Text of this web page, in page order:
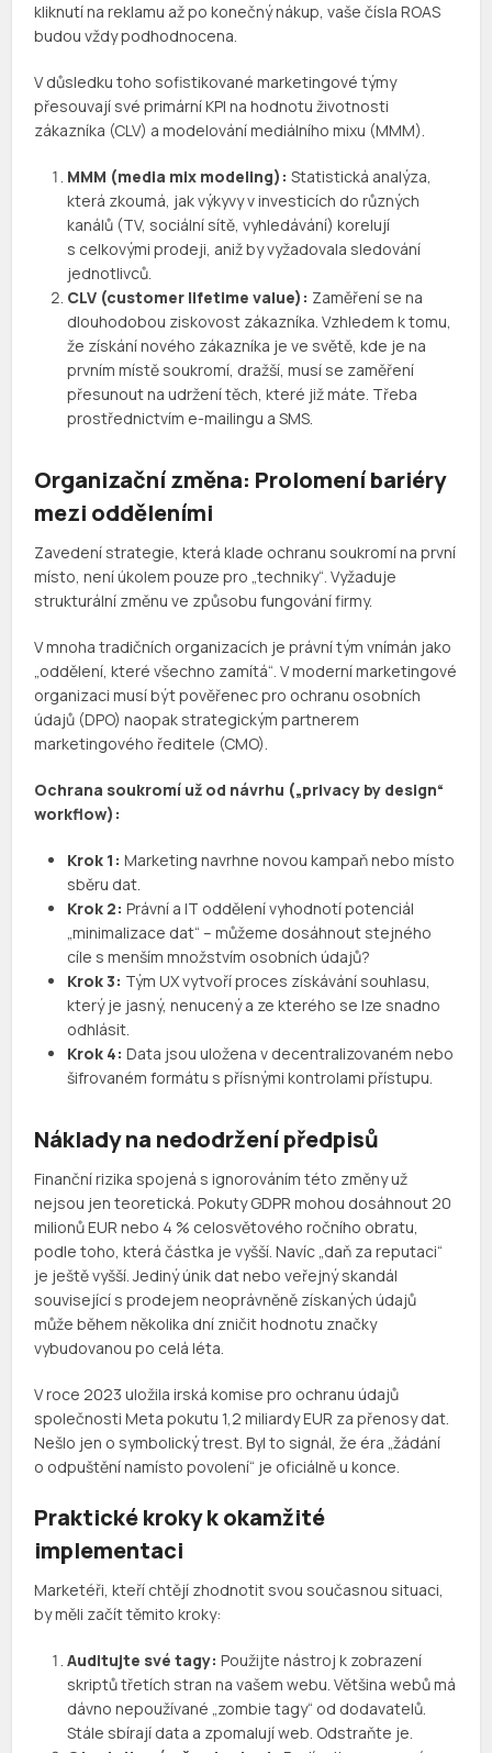
kliknutí na reklamu až po konečný nákup, vaše čísla ROAS
budou vždy podhodnocena.
V důsledku toho sofistikované marketingové týmy
přesouvají své primární KPI na hodnotu životnosti
zákazníka (CLV) a modelování mediálního mixu (MMM).
MMM (media mix modeling): Statistická analýza,
která zkoumá, jak výkyvy v investicích do různých
kanálů (TV, sociální sítě, vyhledávání) korelují
s celkovými prodeji, aniž by vyžadovala sledování
jednotlivců.
CLV (customer lifetime value): Zaměření se na
dlouhodobou ziskovost zákazníka. Vzhledem k tomu,
že získání nového zákazníka je ve světě, kde je na
prvním místě soukromí, dražší, musí se zaměření
přesunout na udržení těch, které již máte. Třeba
prostřednictvím e-mailingu a SMS.
Organizační změna: Prolomení bariéry
mezi odděleními
Zavedení strategie, která klade ochranu soukromí na první
místo, není úkolem pouze pro „techniky“. Vyžaduje
strukturální změnu ve způsobu fungování firmy.
V mnoha tradičních organizacích je právní tým vnímán jako
„oddělení, které všechno zamítá“. V moderní marketingové
organizaci musí být pověřenec pro ochranu osobních
údajů (DPO) naopak strategickým partnerem
marketingového ředitele (CMO).
Ochrana soukromí už od návrhu („privacy by design“
workflow):
Krok 1: Marketing navrhne novou kampaň nebo místo
sběru dat.
Krok 2: Právní a IT oddělení vyhodnotí potenciál
„minimalizace dat“ – můžeme dosáhnout stejného
cíle s menším množstvím osobních údajů?
Krok 3: Tým UX vytvoří proces získávání souhlasu,
který je jasný, nenucený a ze kterého se lze snadno
odhlásit.
Krok 4: Data jsou uložena v decentralizovaném nebo
šifrovaném formátu s přísnými kontrolami přístupu.
Náklady na nedodržení předpisů
Finanční rizika spojená s ignorováním této změny už
nejsou jen teoretická. Pokuty GDPR mohou dosáhnout 20
milionů EUR nebo 4 % celosvětového ročního obratu,
podle toho, která částka je vyšší. Navíc „daň za reputaci“
je ještě vyšší. Jediný únik dat nebo veřejný skandál
související s prodejem neoprávněně získaných údajů
může během několika dní zničit hodnotu značky
vybudovanou po celá léta.
V roce 2023 uložila irská komise pro ochranu údajů
společnosti Meta pokutu 1,2 miliardy EUR za přenosy dat.
Nešlo jen o symbolický trest. Byl to signál, že éra „žádání
o odpuštění namísto povolení“ je oficiálně u konce.
Praktické kroky k okamžité
implementaci
Marketéři, kteří chtějí zhodnotit svou současnou situaci,
by měli začít těmito kroky:
Auditujte své tagy: Použijte nástroj k zobrazení
skriptů třetích stran na vašem webu. Většina webů má
dávno nepoužívané „zombie tagy“ od dodavatelů.
Stále sbírají data a zpomalují web. Odstraňte je.